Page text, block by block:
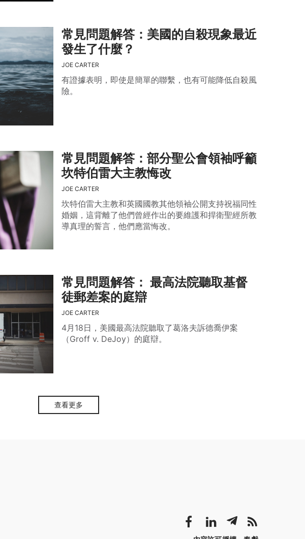
常見問題解答：美國的自殺現象最近
發生了什麼？
JOE CARTER
有證據表明，即使是簡單的聯繫，也有可能降低自殺風
險。
常見問題解答：部分聖公會領袖呼籲
坎特伯雷大主教悔改
JOE CARTER
坎特伯雷大主教和英國國教其他領袖公開支持祝福同性
婚姻，這背離了他們曾經作出的要維護和捍衛聖經所教
導真理的誓言，他們應當悔改。
常見問題解答： 最高法院聽取基督
徒郵差案的庭辯
JOE CARTER
4月18日，美國最高法院聽取了葛洛夫訴德喬伊案
（Groff v. DeJoy）的庭辯。
查看更多